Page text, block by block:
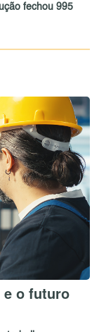
fechou 995
o futuro